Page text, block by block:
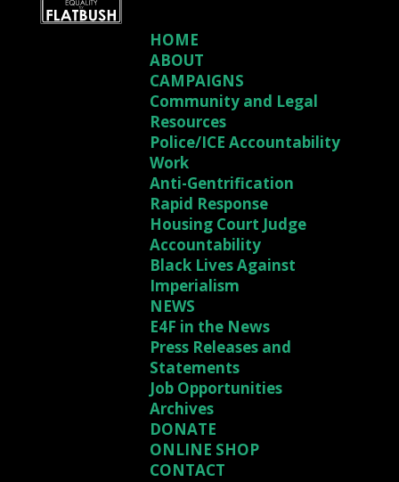
HOME
ABOUT
CAMPAIGNS
Community and Legal
Resources
Police/ICE Accountability
Work
Anti-Gentrification
Rapid Response
Housing Court Judge
Accountability
Black Lives Against
Imperialism
NEWS
E4F in the News
Press Releases and
Statements
Job Opportunities
Archives
DONATE
ONLINE SHOP
CONTACT